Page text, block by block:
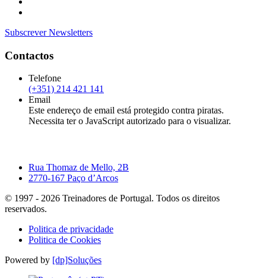
Subscrever Newsletters
Contactos
Telefone
(+351) 214 421 141
Email
Este endereço de email está protegido contra piratas.
Necessita ter o JavaScript autorizado para o visualizar.
Rua Thomaz de Mello, 2B
2770-167 Paço d’Arcos
© 1997 - 2026 Treinadores de Portugal. Todos os direitos
reservados.
Politica de privacidade
Politica de Cookies
Powered by [dp]Soluções